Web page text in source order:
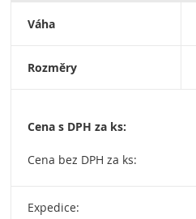
ropných látek či sklepních
586 01 Jihlava aco@aco.cz
Váha
Rozměry
Cena s DPH za ks:
Cena bez DPH za ks:
Expedice: